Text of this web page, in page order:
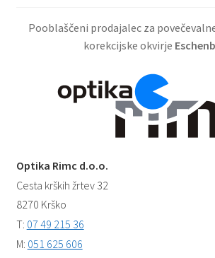
O nas
Pooblaščeni prodajalec za
korekcijske okvirje
Optika Rimc d.o.o.
Cesta krških žrtev 32
8270 Krško
T: 07 49 215 36
M: 051 625 606